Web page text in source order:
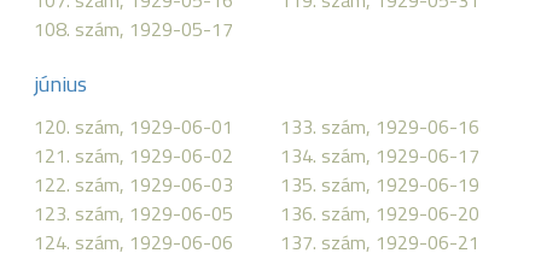
108. szám, 1929-05-17
június
120. szám, 1929-06-01
121. szám, 1929-06-02
122. szám, 1929-06-03
123. szám, 1929-06-05
124. szám, 1929-06-06
133. szám, 1929-06-16
134. szám, 1929-06-17
135. szám, 1929-06-19
136. szám, 1929-06-20
137. szám, 1929-06-21